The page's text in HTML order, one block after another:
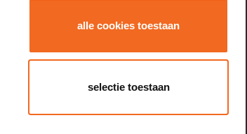
alle cookies toestaan
selectie toestaan
Companies| Unica
dank aan